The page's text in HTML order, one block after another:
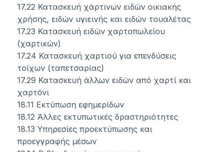
17.22 Κατασκευή χάρτινων ειδών οικιακής
χρήσης, ειδών υγιεινής και ειδών τουαλέτας
17.23 Κατασκευή ειδών χαρτοπωλείου
(χαρτικών)
17.24 Κατασκευή χαρτιού για επενδύσεις
τοίχων (ταπετσαρίας)
17.29 Κατασκευή άλλων ειδών από χαρτί και
χαρτόνι
18.11 Εκτύπωση εφημερίδων
18.12 Άλλες εκτυπωτικές δραστηριότητες
18.13 Υπηρεσίες προεκτύπωσης και
προεγγραφής μέσων